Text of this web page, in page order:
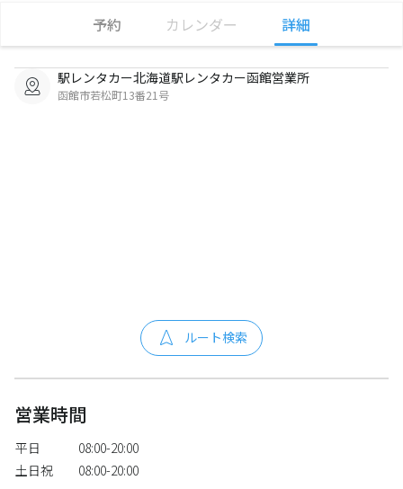
予約 カレンダー 詳細
駅レンタカー北海道駅レンタカー函館営業所
函館市若松町13番21号
ルート検索
営業時間
平日
08:00-20:00
土日祝
08:00-20:00